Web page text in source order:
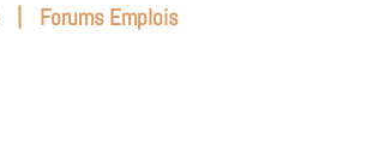
| Forums Emplois